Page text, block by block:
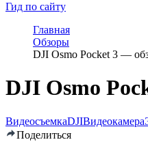
Гид по сайту
Главная
Обзоры
DJI Osmo Pocket 3 —
DJI Osmo
ВидеосъемкаDJIВидеокамера
Поделиться